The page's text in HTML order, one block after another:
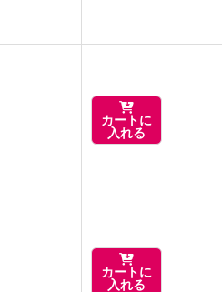

カートに
入れる

カートに
入れる